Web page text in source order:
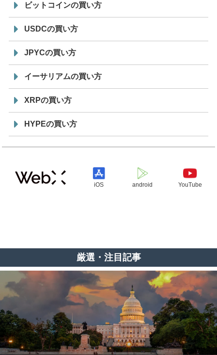
ビットコインの買い方
USDCの買い方
JPYCの買い方
イーサリアムの買い方
XRPの買い方
HYPEの買い方
iOS android YouTube
厳選・注目記事